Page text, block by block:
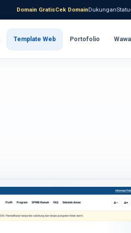
Domain GratisCek DomainDukungan
Template Web Portofolio